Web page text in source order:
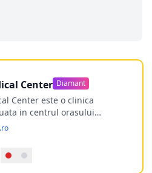
Center Diamant
Center este o clinica
in centrul orasului
o experienta de
activitatea intr-un spital